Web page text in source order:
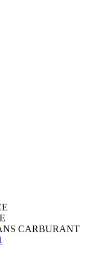
CARBURANT
i